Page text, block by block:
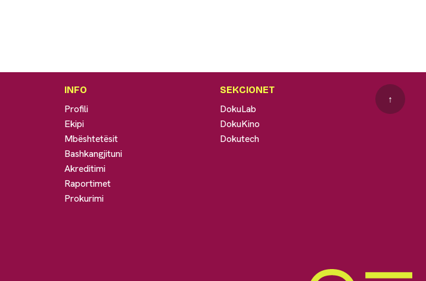
INFO
Profili
Ekipi
Mbështetësit
Bashkangjituni
Akreditimi
Raportimet
Prokurimi
SEKCIONET
DokuLab
DokuKino
Dokutech
↑